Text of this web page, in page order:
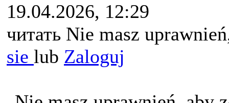
19.04.2026, 12:29
читать Nie masz
sie lub Zaloguj